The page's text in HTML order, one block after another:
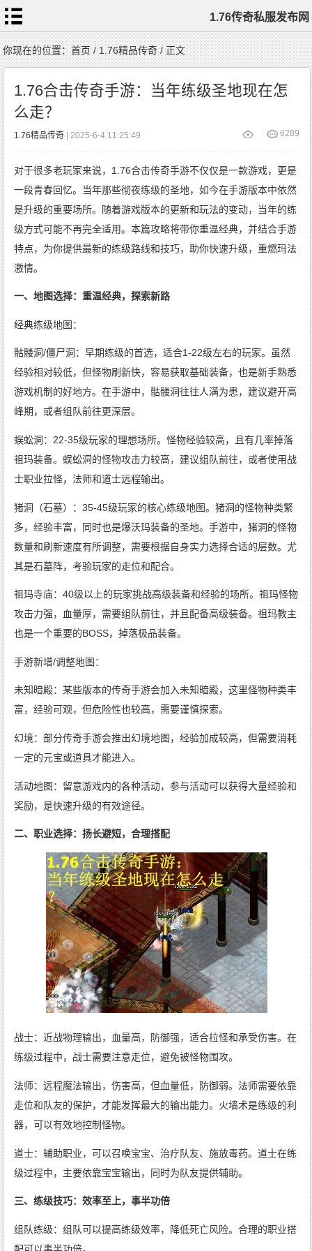
1.76传奇私服发布网
首
页
1.76
传
奇
服
1.76
复
传
奇
1.76
传
奇
新
1.76
奇
标
签
云
你现在的位置：首页/1.76精品传奇/ 正文
1.76合击传奇手游：当年练级圣地现在怎
么走？
289
6
1.76精品传奇 | 2025-6-4 11:25:49
对于很多老玩家来说，1.76合击传奇手游不仅仅是一款游戏，更是
一段青春回忆。当年那些彻夜练级的圣地，如今在手游版本中依然
是升级的重要场所。随着游戏版本的更新和玩法的变动，当年的练
级方式可能不再完全适用。本篇攻略将带你重温经典，并结合手游
特点，为你提供最新的练级路线和技巧，助你快速升级，重燃玛法
激情。
一、地图选择：重温经典，探索新路
经典练级地图：
骷髅洞/僵尸洞：早期练级的首选，适合1-22级左右的玩家。虽然
经验相对较低，但怪物刷新快，容易获取基础装备，也是新手熟悉
游戏机制的好地方。在手游中，骷髅洞往往人满为患，建议避开高
峰期，或者组队前往更深层。
蜈蚣洞：22-35级玩家的理想场所。怪物经验较高，且有几率掉落
祖玛装备。蜈蚣洞的怪物攻击力较高，建议组队前往，或者使用战
士职业拉怪，法师和道士远程输出。
猪洞（石墓）：35-45级玩家的核心练级地图。猪洞的怪物种类繁
多，经验丰富，同时也是爆沃玛装备的圣地。手游中，猪洞的怪物
数量和刷新速度有所调整，需要根据自身实力选择合适的层数。尤
其是石墓阵，考验玩家的走位和配合。
祖玛寺庙：40级以上的玩家挑战高级装备和经验的场所。祖玛怪物
攻击力强，血量厚，需要组队前往，并且配备高级装备。祖玛教主
也是一个重要的BOSS，掉落极品装备。
手游新增/调整地图：
未知暗殿：某些版本的传奇手游会加入未知暗殿，这里怪物种类丰
富，经验可观，但危险性也较高，需要谨慎探索。
幻境：部分传奇手游会推出幻境地图，经验加成较高，但需要消耗
一定的元宝或道具才能进入。
活动地图：留意游戏内的各种活动，参与活动可以获得大量经验和
奖励，是快速升级的有效途径。
二、职业选择：扬长避短，合理搭配
战士：近战物理输出，血量高，防御强，适合拉怪和承受伤害。在
练级过程中，战士需要注意走位，避免被怪物围攻。
法师：远程魔法输出，伤害高，但血量低，防御弱。法师需要依靠
走位和队友的保护，才能发挥最大的输出能力。火墙术是练级的利
器，可以有效地控制怪物。
道士：辅助职业，可以召唤宝宝、治疗队友、施放毒药。道士在练
级过程中，主要依靠宝宝输出，同时为队友提供辅助。
三、练级技巧：效率至上，事半功倍
组队练级：组队可以提高练级效率，降低死亡风险。合理的职业搭
配可以事半功倍。